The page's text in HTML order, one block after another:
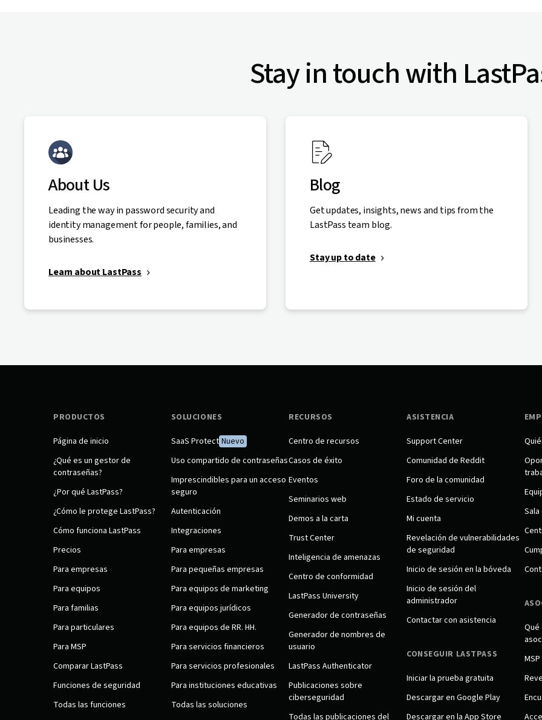
Stay in touch with
About Us
Leading the way in password security and
identity management for people, families, and
businesses.
Learn about LastPass
Blog
Get updates, insights, news and tips from the
LastPass team blog.
Stay up to date
PRODUCTOS
Página de inicio
¿Qué es un gestor de
contraseñas?
¿Por qué LastPass?
¿Cómo le protege LastPass?
Cómo funciona LastPass
Precios
Para empresas
Para equipos
Para familias
Para particulares
Para MSP
Comparar LastPass
Funciones de seguridad
Todas las funciones
SOLUCIONES
SaaS Protect Nuevo
Uso compartido de contraseñas
Imprescindibles para un acceso
seguro
Autenticación
Integraciones
Para empresas
Para pequeñas empresas
Para equipos de marketing
Para equipos jurídicos
Para equipos de RR. HH.
Para servicios financieros
Para servicios profesionales
Para instituciones educativas
Todas las soluciones
RECURSOS
Centro de recursos
Casos de éxito
Eventos
Seminarios web
Demos a la carta
Trust Center
Inteligencia de amenazas
Centro de conformidad
LastPass University
Generador de contraseñas
Generador de nombres de
usuario
LastPass Authenticator
Publicaciones sobre
ciberseguridad
Todas las publicaciones del
ASISTENCIA
Support Center
Comunidad de Reddit
Foro de la comunidad
Estado de servicio
Mi cuenta
Revelación de vulnerabilidades
de seguridad
Inicio de sesión en la bóveda
Inicio de sesión del
administrador
Contactar con asistencia
CONSEGUIR LASTPASS
Iniciar la prueba gratuita
Descargar en Google Play
Descargar en la App Store
Qué
MSP